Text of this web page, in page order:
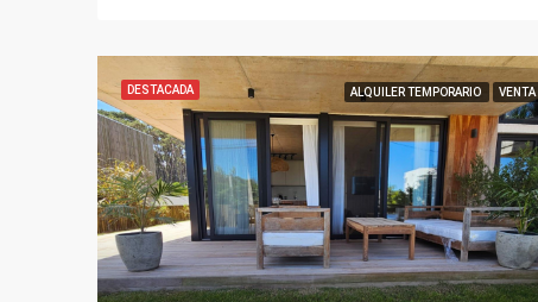
DESTACADA ALQUILER TEMPORARIO VENTA